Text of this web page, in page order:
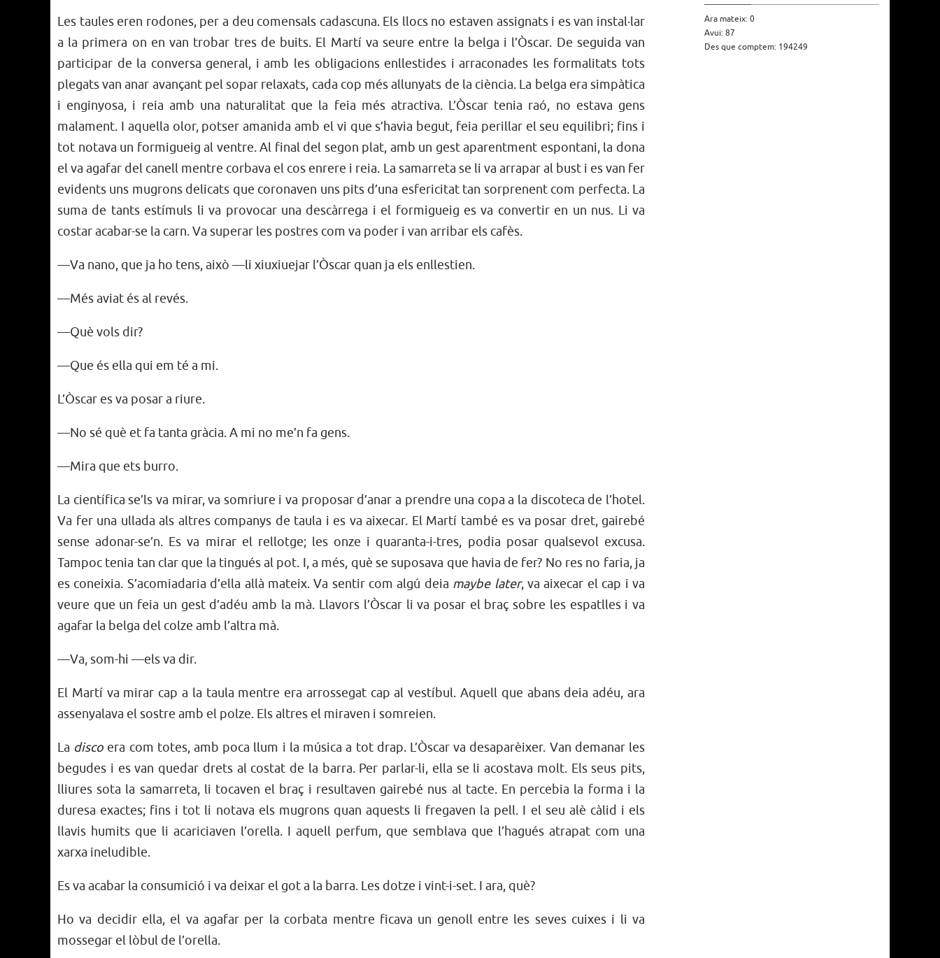
Les taules eren rodones, per a deu comensals cadascuna. Els llocs no estaven assignats i es van instal·lar
a la primera on en van trobar tres de buits. El Martí va seure entre la belga i l’Òscar. De seguida van
participar de la conversa general, i amb les obligacions enllestides i arraconades les formalitats tots
plegats van anar avançant pel sopar relaxats, cada cop més allunyats de la ciència. La belga era simpàtica
i enginyosa, i reia amb una naturalitat que la feia més atractiva. L’Òscar tenia raó, no estava gens
malament. I aquella olor, potser amanida amb el vi que s’havia begut, feia perillar el seu equilibri; fins i
tot notava un formigueig al ventre. Al final del segon plat, amb un gest aparentment espontani, la dona
el va agafar del canell mentre corbava el cos enrere i reia. La samarreta se li va arrapar al bust i es van fer
evidents uns mugrons delicats que coronaven uns pits d’una esfericitat tan sorprenent com perfecta. La
suma de tants estímuls li va provocar una descàrrega i el formigueig es va convertir en un nus. Li va
costar acabar-se la carn. Va superar les postres com va poder i van arribar els cafès.
—Va nano, que ja ho tens, això —li xiuxiuejar l’Òscar quan ja els enllestien.
—Més aviat és al revés.
—Què vols dir?
—Que és ella qui em té a mi.
L’Òscar es va posar a riure.
—No sé què et fa tanta gràcia. A mi no me’n fa gens.
—Mira que ets burro.
La científica se’ls va mirar, va somriure i va proposar d’anar a prendre una copa a la discoteca de l’hotel.
Va fer una ullada als altres companys de taula i es va aixecar. El Martí també es va posar dret, gairebé
sense adonar-se’n. Es va mirar el rellotge; les onze i quaranta-i-tres, podia posar qualsevol excusa.
Tampoc tenia tan clar que la tingués al pot. I, a més, què se suposava que havia de fer? No res no faria, ja
es coneixia. S’acomiadaria d’ella allà mateix. Va sentir com algú deia maybe later, va aixecar el cap i va
veure que un feia un gest d’adéu amb la mà. Llavors l’Òscar li va posar el braç sobre les espatlles i va
agafar la belga del colze amb l’altra mà.
—Va, som-hi —els va dir.
El Martí va mirar cap a la taula mentre era arrossegat cap al vestíbul. Aquell que abans deia adéu, ara
assenyalava el sostre amb el polze. Els altres el miraven i somreien.
La disco era com totes, amb poca llum i la música a tot drap. L’Òscar va desaparèixer. Van demanar les
begudes i es van quedar drets al costat de la barra. Per parlar-li, ella se li acostava molt. Els seus pits,
lliures sota la samarreta, li tocaven el braç i resultaven gairebé nus al tacte. En percebia la forma i la
duresa exactes; fins i tot li notava els mugrons quan aquests li fregaven la pell. I el seu alè càlid i els
llavis humits que li acariciaven l’orella. I aquell perfum, que semblava que l’hagués atrapat com una
xarxa ineludible.
Es va acabar la consumició i va deixar el got a la barra. Les dotze i vint-i-set. I ara, què?
Ho va decidir ella, el va agafar per la corbata mentre ficava un genoll entre les seves cuixes i li va
mossegar el lòbul de l’orella.
Ara mateix: 0
Avui: 87
Des que comptem: 194249